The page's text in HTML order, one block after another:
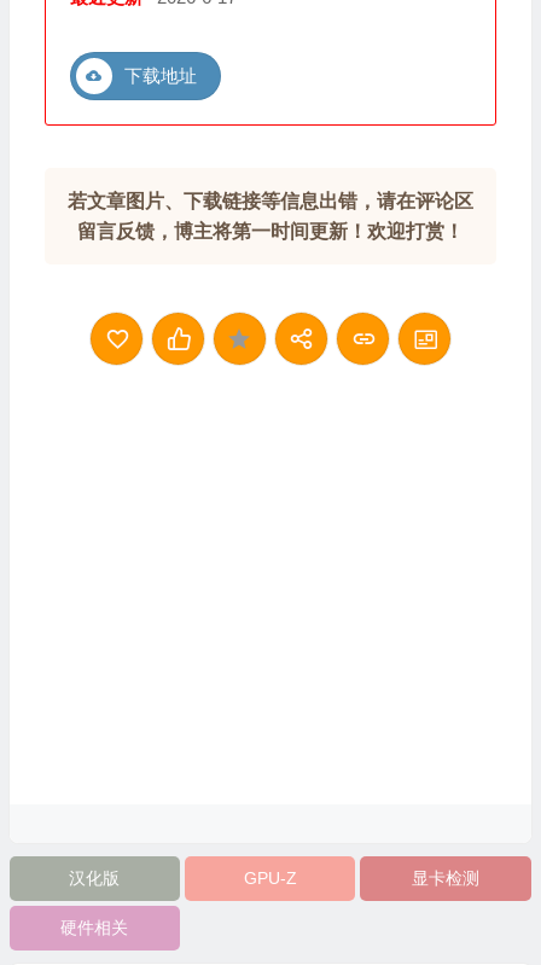
下载地址
若文章图片、下载链接等信息出错，请在评论区
留言反馈，博主将第一时间更新！欢迎打赏！
汉化版 GPU-Z 显卡检测
硬件相关